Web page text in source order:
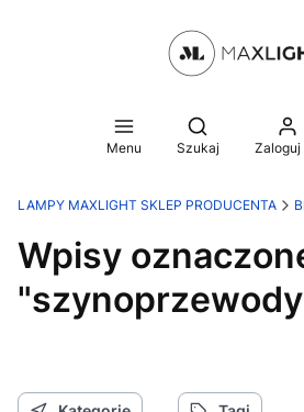
Menu
Otwórz
Szukaj Zaloguj
LAMPY MAXLIGHT SKLEP PRODUCENTA
Wpisy